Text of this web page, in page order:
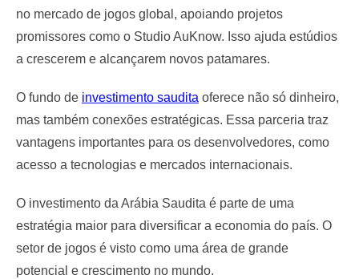
no mercado de jogos global, apoiando projetos
promissores como o Studio AuKnow. Isso ajuda estúdios
a crescerem e alcançarem novos patamares.
O fundo de investimento saudita oferece não só dinheiro,
mas também conexões estratégicas. Essa parceria traz
vantagens importantes para os desenvolvedores, como
acesso a tecnologias e mercados internacionais.
O investimento da Arábia Saudita é parte de uma
estratégia maior para diversificar a economia do país. O
setor de jogos é visto como uma área de grande
potencial e crescimento no mundo.